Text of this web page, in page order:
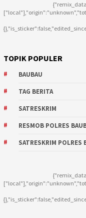
TOPIK POPULER
BAUBAU
TAG BERITA
SATRESKRIM
RESMOB POLRES
SATRESKRIM POLRES